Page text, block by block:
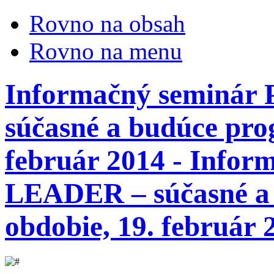
Rovno na obsah
Rovno na menu
Informačný seminár
súčasné a budúce
február 2014 -
LEADER – súčasné
obdobie, 19. február